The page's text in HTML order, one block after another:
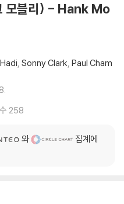
모블리) - Hank Mo
Sonny Clark Paul Cham
258
와
집계에